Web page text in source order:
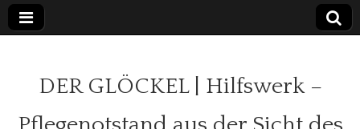
DER GLÖCKEL | Hilfswerk –